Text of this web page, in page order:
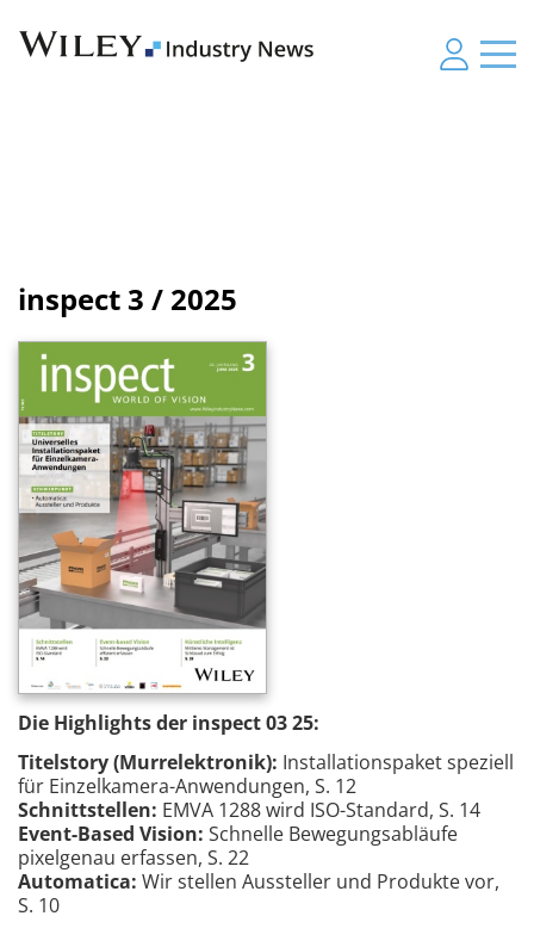
inspect 3 / 2025
Die Highlights der inspect 03 25:
Titelstory (Murrelektronik): Installationspaket speziell
für Einzelkamera-Anwendungen, S. 12
Schnittstellen: EMVA 1288 wird ISO-Standard, S. 14
Event-Based Vision: Schnelle Bewegungsabläufe
pixelgenau erfassen, S. 22
Automatica: Wir stellen Aussteller und Produkte vor,
S. 10